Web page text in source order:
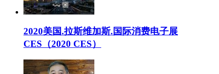
2020美国.拉斯维加斯.国际消费电子展
CES（2020 CES）